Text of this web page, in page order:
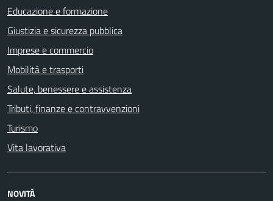
Educazione e formazione
Giustizia e sicurezza pubblica
Imprese e commercio
Mobilità e trasporti
Salute, benessere e assistenza
Tributi, finanze e contravvenzioni
Turismo
Vita lavorativa
NOVITÀ